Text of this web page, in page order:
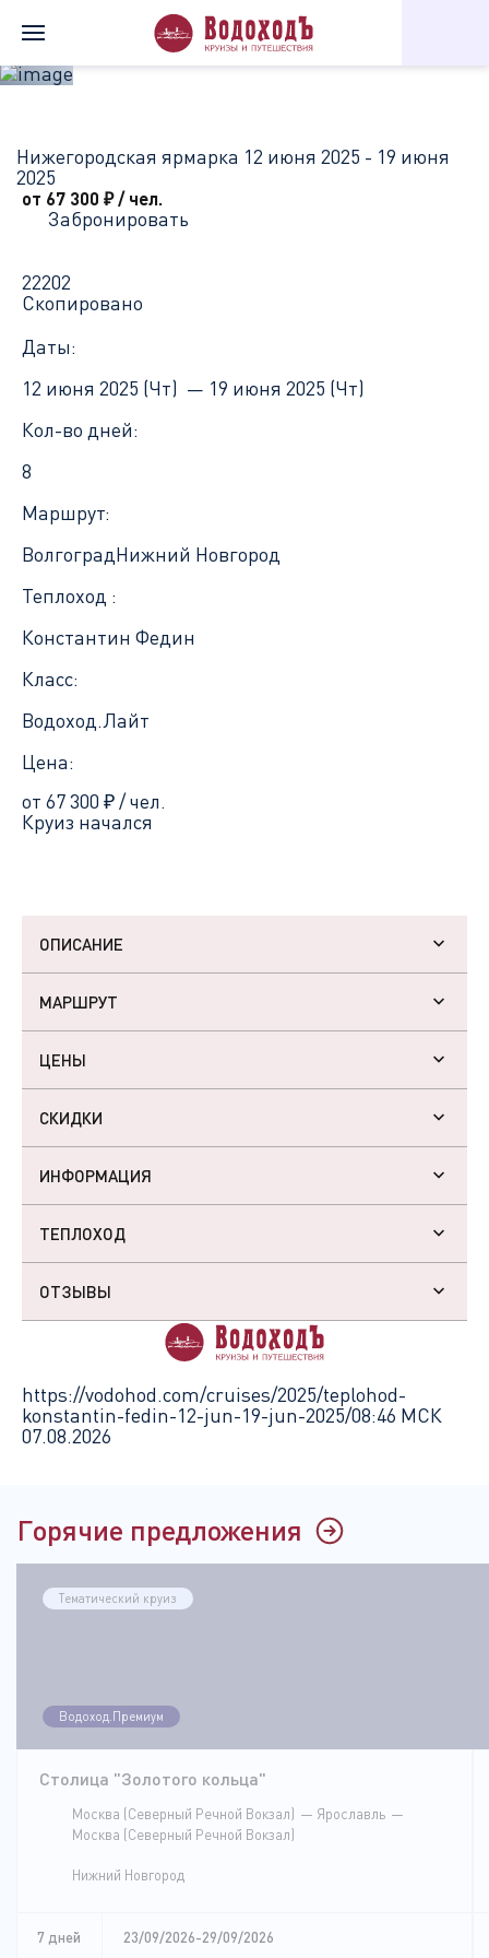
Нижегородская ярмарка 12 июня 2025 - 19 июня
2025
от 67 300 ₽/ чел.
Забронировать
22202
Скопировано
Даты:
12 июня 2025 (Чт) — 19 июня 2025 (Чт)
Кол-во дней:
8
Маршрут:
ВолгоградНижний Новгород
Теплоход :
Константин Федин
Класс:
Водоход.Лайт
Цена:
от 67 300 ₽/ чел.
Круиз начался
ОПИСАНИЕ
МАРШРУТ
ЦЕНЫ
СКИДКИ
ИНФОРМАЦИЯ
ТЕПЛОХОД
ОТЗЫВЫ
https://vodohod.com/cruises/2025/teplohod-
konstantin-fedin-12-jun-19-jun-2025/08:46 МСК
07.08.2026
Горячие предложения
Тематический круиз
Водоход.Премиум
Столица "Золотого кольца"
Москва (Северный Речной Вокзал)
Ярославль
Москва (Северный Речной Вокзал)
Нижний Новгород
7 дней 23/09/2026-29/09/2026